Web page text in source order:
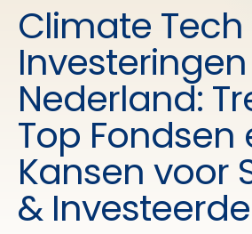
Climate Tech
Investeringen
Nederland:
Top Fondsen
Kansen voor
&